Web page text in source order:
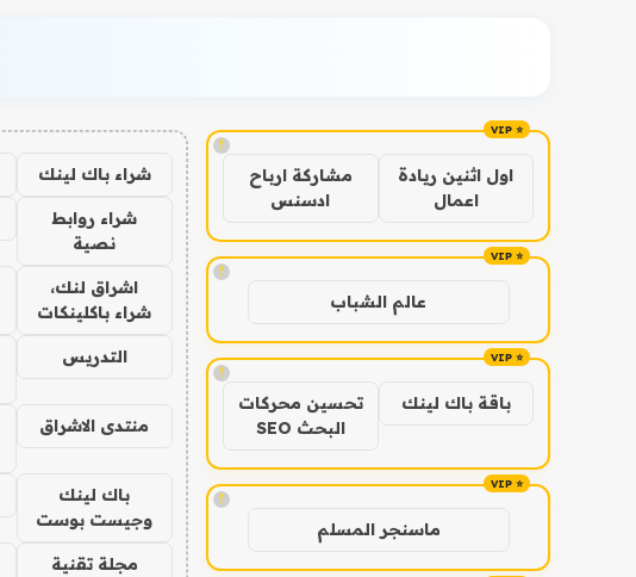
!
اول اثنين ريادة
اعمال
مشاركة ارباح
ادسنس
!
عالم الشباب
!
باقة باك لينك
تحسين محركات
البحث SEO
!
ماسنجر المسلم
شراء باك لينك
شراء روابط
نصية
اشراق لنك،
شراء باكلينكات
التدريس
منتدى الاشراق
باك لينك
وجيست بوست
مجلة تقنية